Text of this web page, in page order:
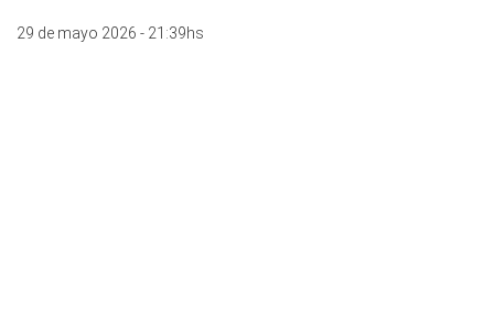
29 de mayo 2026 - 21:39hs